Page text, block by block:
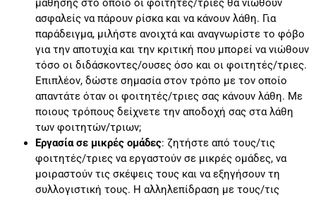
μάθησης στο οποίο οι φοιτητές/τριες θα νιώθουν
ασφαλείς να πάρουν ρίσκα και να κάνουν λάθη. Για
παράδειγμα, μιλήστε ανοιχτά και αναγνωρίστε το φόβο
για την αποτυχία και την κριτική που μπορεί να νιώθουν
τόσο οι διδάσκοντες/ουσες όσο και οι φοιτητές/τριες.
Επιπλέον, δώστε σημασία στον τρόπο με τον οποίο
απαντάτε όταν οι φοιτητές/τριες σας κάνουν λάθη. Με
ποιους τρόπους δείχνετε την αποδοχή σας στα λάθη
των φοιτητών/τριων;
Εργασία σε μικρές ομάδες: ζητήστε από τους/τις
φοιτητές/τριες να εργαστούν σε μικρές ομάδες, να
μοιραστούν τις σκέψεις τους και να εξηγήσουν τη
συλλογιστική τους. Η αλληλεπίδραση με τους/τις